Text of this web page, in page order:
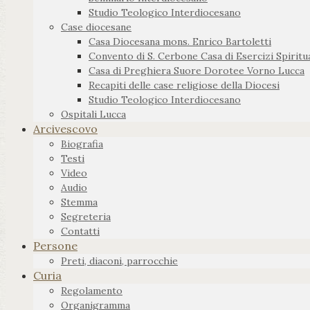
Studio Teologico Interdiocesano
Case diocesane
Casa Diocesana mons. Enrico Bartoletti
Convento di S. Cerbone Casa di Esercizi
Casa di Preghiera Suore Dorotee Vorno Lucca
Recapiti delle case religiose della Diocesi
Studio Teologico Interdiocesano
Ospitali Lucca
Arcivescovo
Biografia
Testi
Video
Audio
Stemma
Segreteria
Contatti
Persone
Preti, diaconi, parrocchie
Curia
Regolamento
Organigramma